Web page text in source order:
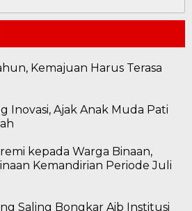
Kemajuan Harus Terasa
Inovasi, Ajak Anak Muda Pati
kepada Warga Binaan,
Kemandirian Periode Juli
Saling Bongkar Aib Institusi